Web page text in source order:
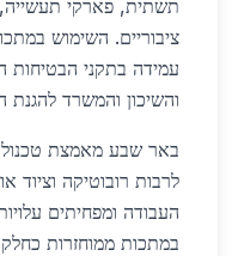
תשתית, פארקי
ציבוריים. השימוש
עמידה בתקני הבטיחות
והשיכון והמשרד להגנת
באר שבע מאמצת
לרבות רובוטיקה וציוד
העבודה ומפחיתים
במתכות ממוחזרות